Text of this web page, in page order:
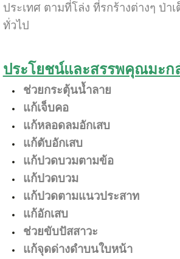
ประเทศ ตามที่โล่ง ที่รกร้างต่างๆ ป่าเ
ทั่วไป
ประโยชน์และสรรพคุณมะก
ช่วยกระตุ้นน้ำลาย
แก้เจ็บคอ
แก้หลอดลมอักเสบ
แก้ตับอักเสบ
แก้ปวดบวมตามข้อ
แก้ปวดบวม
แก้ปวดตามแนวประสาท
แก้อักเสบ
ช่วยขับปัสสาวะ
แก้จุดด่างดำบนใบหน้า